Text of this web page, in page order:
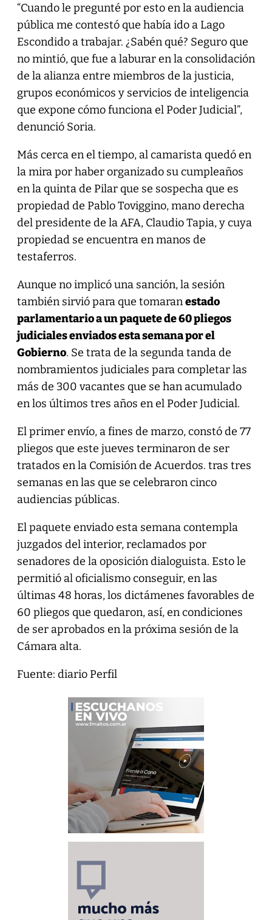
“Cuando le pregunté por esto en la audiencia
pública me contestó que había ido a Lago
Escondido a trabajar. ¿Sabén qué? Seguro que
no mintió, que fue a laburar en la consolidación
de la alianza entre miembros de la justicia,
grupos económicos y servicios de inteligencia
que expone cómo funciona el Poder Judicial”,
denunció Soria.
Más cerca en el tiempo, al camarista quedó en
la mira por haber organizado su cumpleaños
en la quinta de Pilar que se sospecha que es
propiedad de Pablo Toviggino, mano derecha
del presidente de la AFA, Claudio Tapia, y cuya
propiedad se encuentra en manos de
testaferros.
Aunque no implicó una sanción, la sesión
también sirvió para que tomaranestado
parlamentario a un paquete de 60 pliegos
judiciales enviados esta semana por el
Gobierno. Se trata de la segunda tanda de
nombramientos judiciales para completar las
más de 300 vacantes que se han acumulado
en los últimos tres años en el Poder Judicial.
El primer envío, a fines de marzo, constó de 77
pliegos que este jueves terminaron de ser
tratados en la Comisión de Acuerdos. tras tres
semanas en las que se celebraron cinco
audiencias públicas.
El paquete enviado esta semana contempla
juzgados del interior, reclamados por
senadores de la oposición dialoguista. Esto le
permitió al oficialismo conseguir, en las
últimas 48 horas, los dictámenes favorables de
60 pliegos que quedaron, así, en condiciones
de ser aprobados en la próxima sesión de la
Cámara alta.
Fuente: diario Perfil